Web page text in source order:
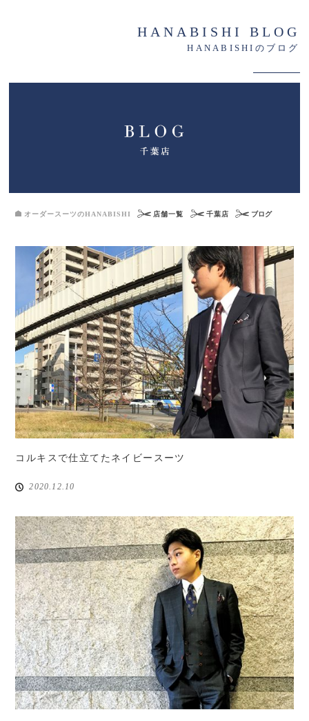
HANABISHI BLOG
HANABISHIのブログ
オーダースーツのHANABISHI 店舗一覧 千葉店 ブログ
コルキスで仕立てたネイビースーツ
2020.12.10